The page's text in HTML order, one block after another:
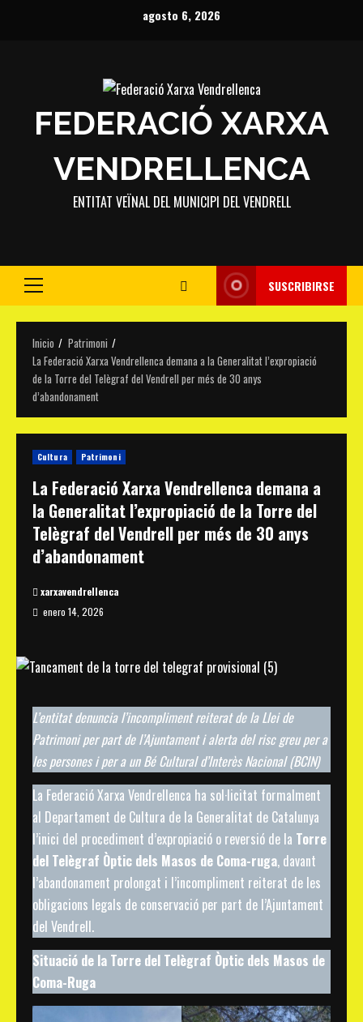
agosto 6, 2026
FEDERACIÓ XARXA
VENDRELLENCA
ENTITAT VEÏNAL DEL MUNICIPI DEL VENDRELL
Menú
SUSCRIBIRSE
Inicio
Patrimoni
La Federació Xarxa Vendrellenca demana a la Generalitat l’expropiació
de la Torre del Telègraf del Vendrell per més de 30 anys
d’abandonament
Cultura Patrimoni
La Federació Xarxa Vendrellenca demana a
la Generalitat l’expropiació de la Torre del
Telègraf del Vendrell per més de 30 anys
d’abandonament
xarxavendrellenca
enero 14, 2026
L’entitat denuncia l’incompliment reiterat de la Llei de
Patrimoni per part de l’Ajuntament i alerta del risc greu per a
les persones i per a un Bé Cultural d’Interès Nacional (BCIN)
La Federació Xarxa Vendrellenca ha sol·licitat formalment
al Departament de Cultura de la Generalitat de Catalunya
l’inici del procediment d’expropiació o reversió de la Torre
del Telègraf Òptic dels Masos de Coma-ruga, davant
l’abandonament prolongat i l’incompliment reiterat de les
obligacions legals de conservació per part de l’Ajuntament
del Vendrell.
Situació de la Torre del Telègraf Òptic dels Masos de
Coma-Ruga